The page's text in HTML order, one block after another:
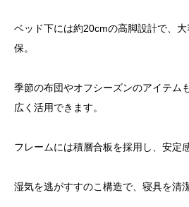
ベッド下には約20cmの高脚設計で、
保。
季節の布団やオフシーズンのアイテム
広く活用できます。
フレームには積層合板を採用し、安定
湿気を逃がすすのこ構造で、寝具を清